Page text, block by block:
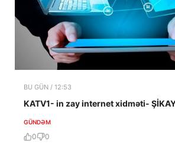
BU GÜN / 12:53
KATV1- in zay internet xidməti-
GÜNDƏM
0 0